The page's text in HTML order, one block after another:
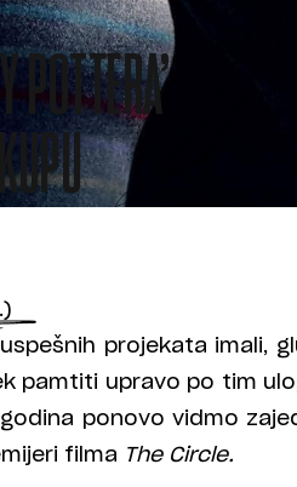
POTTERA’
projekata imali,
pamtiti upravo po tim
ponovo vidmo
filma The Circle.